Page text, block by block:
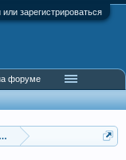
или зарегистрироваться
форуме